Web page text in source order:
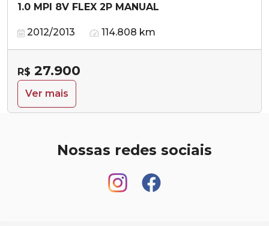
1.0 MPI 8V FLEX 2P MANUAL
2012/2013 114.808 km
R$ 27.900
Ver mais
Nossas redes sociais